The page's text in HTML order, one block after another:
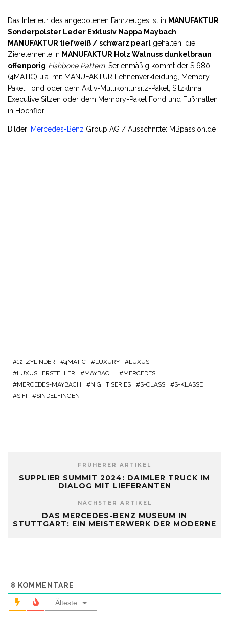
Das Interieur des angebotenen Fahrzeuges ist in MANUFAKTUR
Sonderpolster Leder Exklusiv Nappa Maybach
MANUFAKTUR tiefweiß / schwarz pearl gehalten, die
Zierelemente in MANUFAKTUR Holz Walnuss dunkelbraun
offenporig Fishbone Pattern. Serienmäßig kommt der S 680
(4MATIC) u.a. mit MANUFAKTUR Lehnenverkleidung, Memory-
Paket Fond oder dem Aktiv-Multikontursitz-Paket, Sitzklima,
Executive Sitzen oder dem Memory-Paket Fond und Fußmatten
in Hochflor.
Bilder: Mercedes-Benz Group AG / Ausschnitte: MBpassion.de
12-ZYLINDER 4MATIC LUXURY
LUXUS
LUXUSHERSTELLER
MAYBACH
MERCEDES
MERCEDES-MAYBACH
NIGHT SERIES S-CLASS
S-KLASSE
SIFI
SINDELFINGEN
FRÜHERER ARTIKEL
SUPPLIER SUMMIT 2024: DAIMLER TRUCK IM
DIALOG MIT LIEFERANTEN
NÄCHSTER ARTIKEL
DAS MERCEDES-BENZ MUSEUM IN
STUTTGART: EIN MEISTERWERK DER MODERNE
8 KOMMENTARE
Älteste